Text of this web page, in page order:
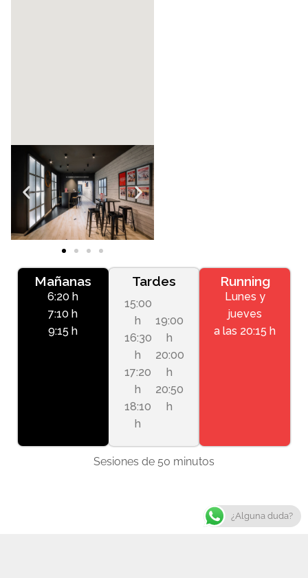
Sesiones de 50 minutos
Mañanas
6:20 h
7:10 h
9:15 h
Tardes
15:00
h
16:30
h
17:20
h
18:10
h
19:00
h
20:00
h
20:50
h
Running
Lunes y
jueves
a las 20:15 h
¿Alguna duda?